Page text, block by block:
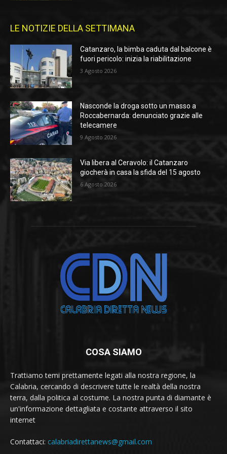
LE NOTIZIE DELLA SETTIMANA
Catanzaro, la bimba caduta dal balcone è
fuori pericolo: inizia la riabilitazione
3 Agosto 2026
Nasconde la droga sotto un masso a
Roccabernarda: denunciato grazie alle
telecamere
9 Agosto 2026
Via libera al Ceravolo: il Catanzaro
giocherà in casa la sfida del 15 agosto
6 Agosto 2026
COSA SIAMO
Trattiamo temi prettamente legati alla nostra regione, la
Calabria, cercando di descrivere tutte le realtà della nostra
terra, dalla politica al costume. La nostra punta di diamante è
un'informazione dettagliata e costante attraverso il sito
internet
Contattaci: calabriadirettanews@gmail.com